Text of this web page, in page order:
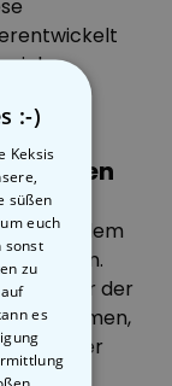
geben
nach jedem
oder der
kommen,
Mail oder
:-)
Keksis
süßen
euch
sonst
zu
es